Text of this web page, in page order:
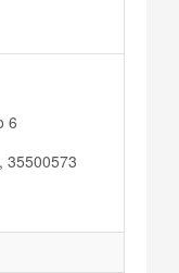
6
35500573